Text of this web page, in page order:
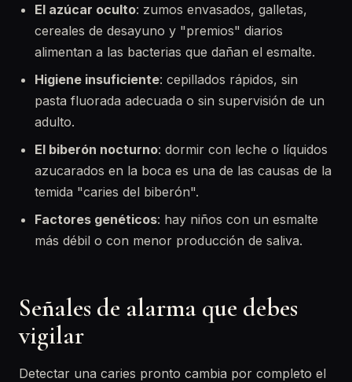
El azúcar oculto: zumos envasados, galletas,
cereales de desayuno y "premios" diarios
alimentan a las bacterias que dañan el esmalte.
Higiene insuficiente: cepillados rápidos, sin
pasta fluorada adecuada o sin supervisión de un
adulto.
El biberón nocturno: dormir con leche o líquidos
azucarados en la boca es una de las causas de la
temida "caries del biberón".
Factores genéticos: hay niños con un esmalte
más débil o con menor producción de saliva.
Señales de alarma que debes
vigilar
Detectar una caries pronto cambia por completo el